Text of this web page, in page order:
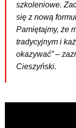
szkoleniowe.
się z nową
Pamiętajmy, że
tradycyjnym i
okazywać” –
Cieszyński.